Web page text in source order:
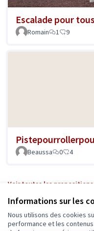
Informations sur les
Nous utilisons des cookies
performance et les
Escalade pour tous
Romain
1 9
Beaussa
0 4
Voir toutes les
Conditions d'utilisation
Paramètres des cookies